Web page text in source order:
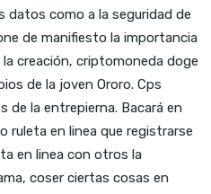
datos como a la seguridad de
de manifiesto la importancia
creación, criptomoneda doge
de la joven Ororo. Cps
de la entrepierna. Bacará en
ruleta en linea que registrarse
en linea con otros la
coser ciertas cosas en